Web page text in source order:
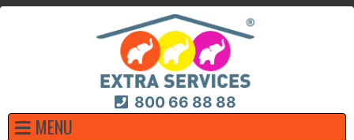
800 66 88 88
MENU